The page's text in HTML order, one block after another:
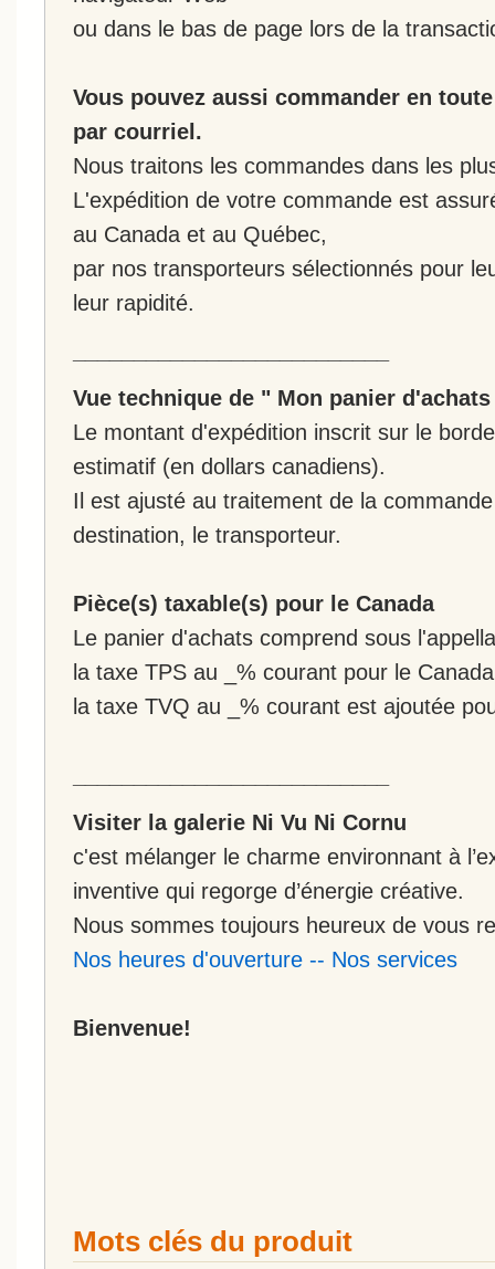
ou dans le bas de page lors de la
Vous pouvez aussi commander en
par courriel.
Nous traitons les commandes dans les
L'expédition de votre commande est
au Canada et au Québec,
par nos transporteurs sélectionnés pour
leur rapidité.
Vue technique de " Mon panier
Le montant d'expédition inscrit sur le
estimatif (en dollars canadiens).
Il est ajusté au traitement de la
destination, le transporteur.
Pièce(s) taxable(s) pour le Canada
Le panier d'achats comprend sous
la taxe TPS au _% courant pour le
la taxe TVQ au _% courant est ajoutée
Visiter la galerie Ni Vu Ni Cornu
c'est mélanger le charme environnant à
inventive qui regorge d’énergie créative.
Nous sommes toujours heureux de vous
Nos heures d'ouverture -- Nos services
Bienvenue!
Mots clés du produit